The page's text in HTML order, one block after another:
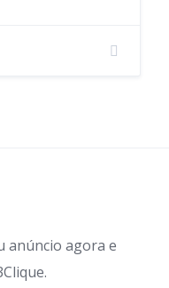
anúncio agora e